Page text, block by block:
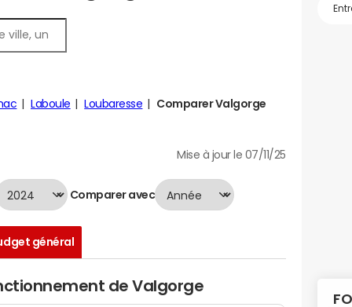
Laboule Loubaresse Comparer Valgorge
Mise à jour le 07/11/25
Comparer avec
général
de Valgorge